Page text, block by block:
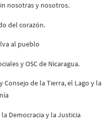
nosotras y nosotros.
del corazón.
al pueblo
y OSC de Nicaragua.
Consejo de la Tierra, el Lago y la
Democracia y la Justicia